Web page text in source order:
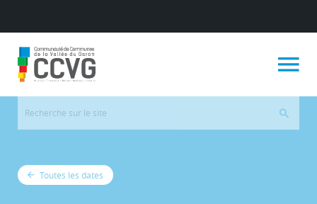
Toutes les dates